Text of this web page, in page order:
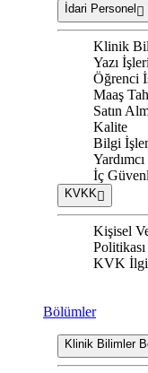
İdari Personel
Klinik
Yazı İşleri
Öğrenci
Maaş
Satın
Kalite
Bilgi
İç
KVKK
Kişisel
Politikası
KVK
Bölümler
Klinik Bilimler